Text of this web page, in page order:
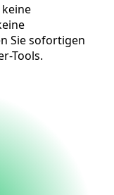
Sie sofortigen
Tools.